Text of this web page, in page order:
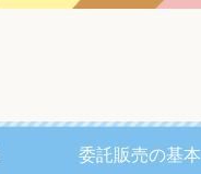
委託販売の基本